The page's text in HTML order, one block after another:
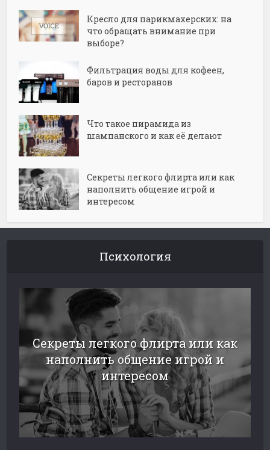
Кресло для парикмахерских: на
что обращать внимание при
выборе?
Фильтрация воды для кофеен,
баров и ресторанов
Что такое пирамида из
шампанского и как её делают
Секреты легкого флирта или как
наполнить общение игрой и
интересом
Психология
Секреты легкого флирта или как
наполнить общение игрой и
интересом